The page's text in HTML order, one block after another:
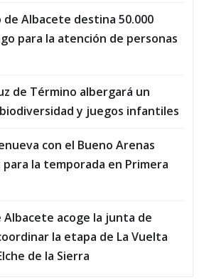
Albacete destina 50.000
para la atención de personas
de Término albergará un
y juegos infantiles
con el Bueno Arenas
la temporada en Primera
Albacete acoge la junta de
la etapa de La Vuelta
de la Sierra